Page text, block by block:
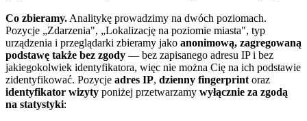
Co zbieramy. Analitykę prowadzimy na dwóch poziomach.
Pozycje „Zdarzenia", „Lokalizację na poziomie miasta", typ
urządzenia i przeglądarki zbieramy jako anonimową, zagregowaną
podstawę także bez zgody — bez zapisanego adresu IP i bez
jakiegokolwiek identyfikatora, więc nie można Cię na ich podstawie
zidentyfikować. Pozycje adres IP, dzienny fingerprint oraz
identyfikator wizyty poniżej przetwarzamy wyłącznie za zgodą
na statystyki: